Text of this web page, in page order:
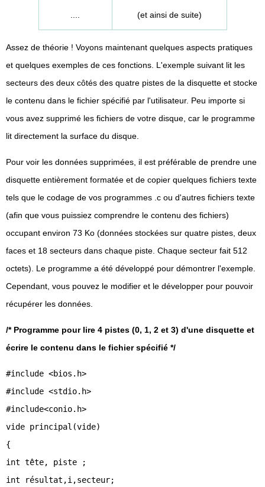
(et ainsi de suite)
Assez de théorie ! Voyons maintenant quelques aspects pratiques
et quelques exemples de ces fonctions. L'exemple suivant lit les
secteurs des deux côtés des quatre pistes de la disquette et stocke
le contenu dans le fichier spécifié par l'utilisateur. Peu importe si
vous avez supprimé les fichiers de votre disque, car le programme
lit directement la surface du disque.
Pour voir les données supprimées, il est préférable de prendre une
disquette entièrement formatée et de copier quelques fichiers texte
tels que le codage de vos programmes .c ou d'autres fichiers texte
(afin que vous puissiez comprendre le contenu des fichiers)
occupant environ 73 Ko (données stockées sur quatre pistes, deux
faces et 18 secteurs dans chaque piste. Chaque secteur fait 512
octets). Le programme a été développé pour démontrer l'exemple.
Cependant, vous pouvez le modifier et le développer pour pouvoir
récupérer les données.
/* Programme pour lire 4 pistes (0, 1, 2 et 3) d'une disquette et
écrire le contenu dans le fichier spécifié */
#include <bios.h>
#include <stdio.h>
#include<conio.h>
vide principal(vide)
{
int tête, piste ;
int résultat,i,secteur;